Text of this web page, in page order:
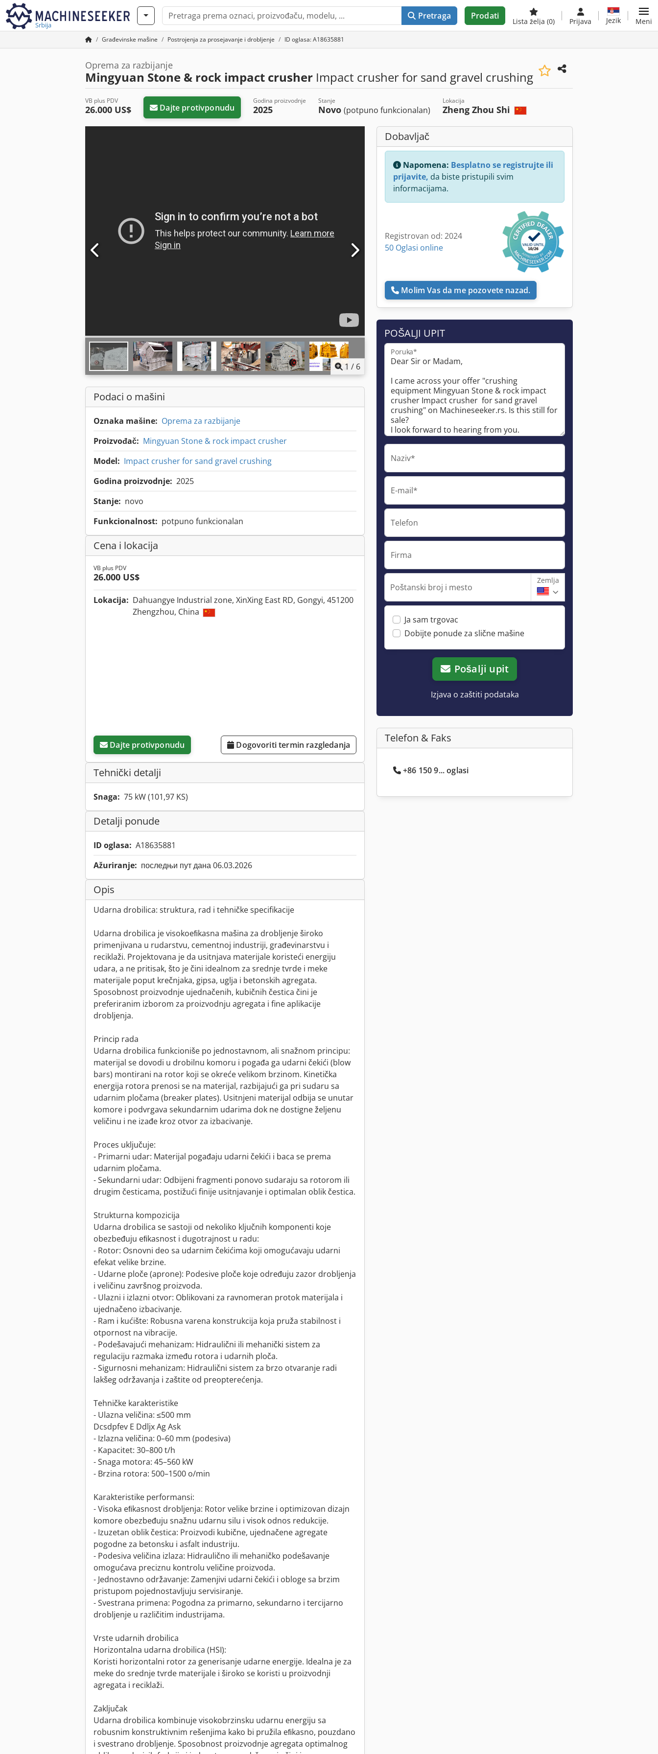
Srbija
Pretraga Prodati
Lista želja (0) Prijava Jezik Meni
Građevinske mašine Postrojenja za prosejavanje i drobljenje ID oglasa: A18635881
Oprema za razbijanje
Mingyuan Stone & rock impact crusher Impact crusher for sand gravel crushing
VB plus PDV
26.000 US$ Dajte protivponudu
Godina proizvodnje
2025
Stanje
Novo(potpuno funkcionalan)
Lokacija
Zheng Zhou Shi
1 / 6
Podaci o mašini
Oznaka mašine: Oprema za razbijanje
Proizvođač: Mingyuan Stone & rock impact crusher
Model: Impact crusher for sand gravel crushing
Godina proizvodnje: 2025
Stanje: novo
Funkcionalnost: potpuno funkcionalan
Cena i lokacija
VB plus PDV
26.000 US$
Lokacija: Dahuangye Industrial zone, XinXing East RD, Gongyi, 451200
Zhengzhou, China
Dajte protivponudu Dogovoriti termin razgledanja
Tehnički detalji
Snaga: 75 kW (101,97 KS)
Detalji ponude
ID oglasa: A18635881
Ažuriranje: последњи пут дана 06.03.2026
Opis
Udarna drobilica: struktura, rad i tehničke specifikacije
Udarna drobilica je visokoeﬁkasna mašina za drobljenje široko
primenjivana u rudarstvu, cementnoj industriji, građevinarstvu i
reciklaži. Projektovana je da usitnjava materijale koristeći energiju
udara, a ne pritisak, što je čini idealnom za srednje tvrde i meke
materijale poput krečnjaka, gipsa, uglja i betonskih agregata.
Sposobnost proizvodnje ujednačenih, kubičnih čestica čini je
preferiranim izborom za proizvodnju agregata i fine aplikacije
drobljenja.
Princip rada
Udarna drobilica funkcioniše po jednostavnom, ali snažnom principu:
materijal se dovodi u drobilnu komoru i pogađa ga udarni čekići (blow
bars) montirani na rotor koji se okreće velikom brzinom. Kinetička
energija rotora prenosi se na materijal, razbijajući ga pri sudaru sa
udarnim pločama (breaker plates). Usitnjeni materijal odbija se unutar
komore i podvrgava sekundarnim udarima dok ne dostigne željenu
veličinu i ne izađe kroz otvor za izbacivanje.
Proces uključuje:
- Primarni udar: Materijal pogađaju udarni čekići i baca se prema
udarnim pločama.
- Sekundarni udar: Odbijeni fragmenti ponovo sudaraju sa rotorom ili
drugim česticama, postižući finije usitnjavanje i optimalan oblik čestica.
Strukturna kompozicija
Udarna drobilica se sastoji od nekoliko ključnih komponenti koje
obezbeđuju eﬁkasnost i dugotrajnost u radu:
- Rotor: Osnovni deo sa udarnim čekićima koji omogućavaju udarni
efekat velike brzine.
- Udarne ploče (aprone): Podesive ploče koje određuju zazor drobljenja
i veličinu završnog proizvoda.
- Ulazni i izlazni otvor: Oblikovani za ravnomeran protok materijala i
ujednačeno izbacivanje.
- Ram i kućište: Robusna varena konstrukcija koja pruža stabilnost i
otpornost na vibracije.
- Podešavajući mehanizam: Hidraulični ili mehanički sistem za
regulaciju razmaka između rotora i udarnih ploča.
- Sigurnosni mehanizam: Hidraulični sistem za brzo otvaranje radi
lakšeg održavanja i zaštite od preopterećenja.
Tehničke karakteristike
- Ulazna veličina: ≤500 mm
Dcsdpfev E Ddljx Ag Ask
- Izlazna veličina: 0–60 mm (podesiva)
- Kapacitet: 30–800 t/h
- Snaga motora: 45–560 kW
- Brzina rotora: 500–1500 o/min
Karakteristike performansi:
- Visoka eﬁkasnost drobljenja: Rotor velike brzine i optimizovan dizajn
komore obezbeđuju snažnu udarnu silu i visok odnos redukcije.
- Izuzetan oblik čestica: Proizvodi kubične, ujednačene agregate
pogodne za betonsku i asfalt industriju.
- Podesiva veličina izlaza: Hidraulično ili mehaničko podešavanje
omogućava preciznu kontrolu veličine proizvoda.
- Jednostavno održavanje: Zamenjivi udarni čekići i obloge sa brzim
pristupom pojednostavljuju servisiranje.
- Svestrana primena: Pogodna za primarno, sekundarno i tercijarno
drobljenje u različitim industrijama.
Vrste udarnih drobilica
Horizontalna udarna drobilica (HSI):
Koristi horizontalni rotor za generisanje udarne energije. Idealna je za
meke do srednje tvrde materijale i široko se koristi u proizvodnji
agregata i reciklaži.
Zaključak
Udarna drobilica kombinuje visokobrzinsku udarnu energiju sa
robusnim konstruktivnim rešenjima kako bi pružila eﬁkasno, pouzdano
i svestrano drobljenje. Sposobnost proizvodnje agregata optimalnog
Dobavljač
Napomena: Besplatno se registrujte ili
prijavite, da biste pristupili svim
informacijama.
Registrovan od: 2024
50 Oglasi online
Molim Vas da me pozovete nazad.
POŠALJI UPIT
Poruka*
Naziv*
E-mail*
Telefon
Firma
Poštanski broj i mesto
Zemlja
Ja sam trgovac
Dobijte ponude za slične mašine
Pošalji upit
Izjava o zaštiti podataka
Telefon & Faks
+86 150 9... oglasi